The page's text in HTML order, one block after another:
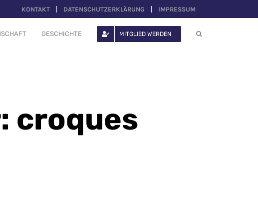
KONTAKT DATENSCHUTZERKLÄRUNG IMPRESSUM
GESCHICHTE MITGLIED WERDEN
croques